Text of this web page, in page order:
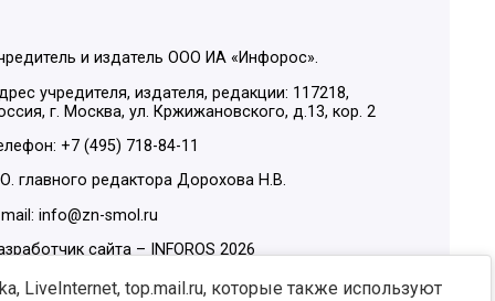
и издатель ООО ИА «Инфорос».
учредителя, издателя, редакции: 117218,
г. Москва, ул. Кржижановского, д.13, кор. 2
+7 (495) 718-84-11
главного редактора Дорохова Н.В.
info@zn-smol.ru
сайта –
INFOROS 2026
в социальных сетях:
LiveInternet, top.mail.ru, которые также используют